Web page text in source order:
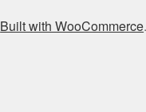
Built with WooCommerce.